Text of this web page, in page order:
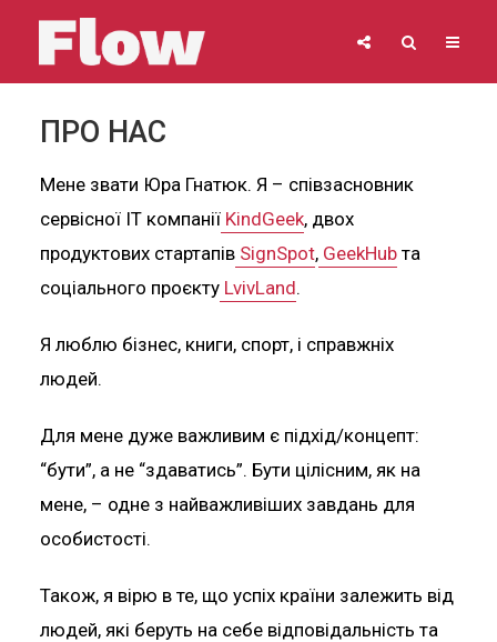
ПРО НАС
Мене звати Юра Гнатюк. Я – співзасновник
сервісної ІТ компаніїKindGeek, двох
продуктових стартапівSignSpot,GeekHubта
соціального проєктуLvivLand.
Я люблю бізнес, книги, спорт, і справжніх
людей.
Для мене дуже важливим є підхід/концепт:
“бути”, а не “здаватись”. Бути цілісним, як на
мене, – одне з найважливіших завдань для
особистості.
Також, я вірю в те, що успіх країни залежить від
людей, які беруть на себе відповідальність та